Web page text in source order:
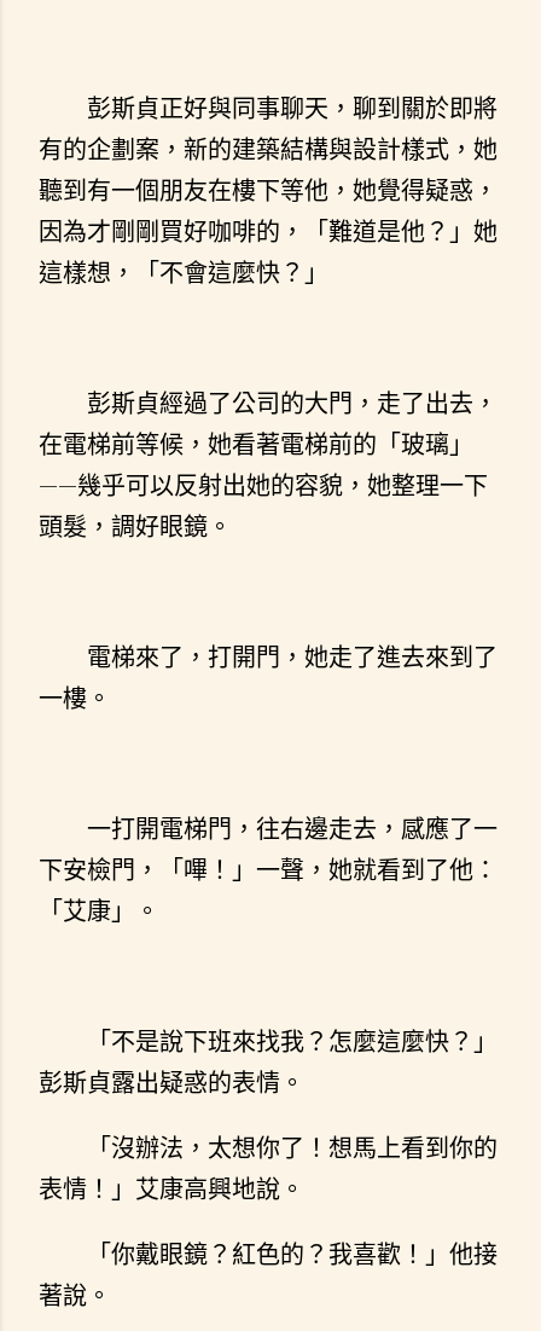
彭斯貞正好與同事聊天，聊到關於即將
有的企劃案，新的建築結構與設計樣式，她
聽到有一個朋友在樓下等他，她覺得疑惑，
因為才剛剛買好咖啡的，「難道是他？」她
這樣想，「不會這麼快？」
彭斯貞經過了公司的大門，走了出去，
在電梯前等候，她看著電梯前的「玻璃」
——幾乎可以反射出她的容貌，她整理一下
頭髮，調好眼鏡。
電梯來了，打開門，她走了進去來到了
一樓。
一打開電梯門，往右邊走去，感應了一
下安檢門，「嗶！」一聲，她就看到了他：
「艾康」。
「不是說下班來找我？怎麼這麼快？」
彭斯貞露出疑惑的表情。
「沒辦法，太想你了！想馬上看到你的
表情！」艾康高興地說。
「你戴眼鏡？紅色的？我喜歡！」他接
著說。